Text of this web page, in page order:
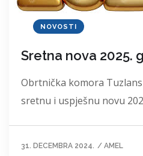
NOVOSTI
Sretna nova 2025.
Obrtnička komora
sretnu i uspješnu novu
31. DECEMBRA 2024. / AMEL